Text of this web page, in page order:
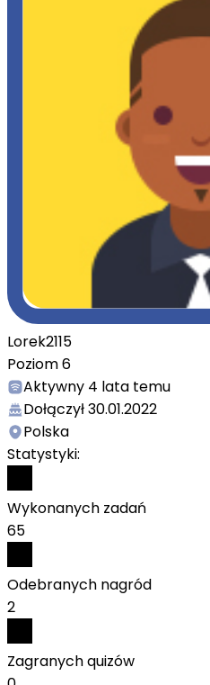
Lorek2115
Poziom6
Aktywny 4 lata temu
Dołączył30.01.2022
Polska
Statystyki:
Wykonanych zadań
65
Odebranych nagród
2
Zagranych quizów